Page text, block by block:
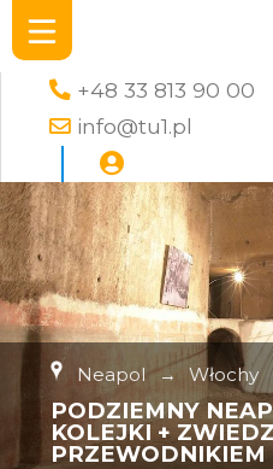
+48 33 813 90 00
info@tu1.pl
Neapol → Włochy
PODZIEMNY
KOLEJKI +
PRZEWODNIKIEM